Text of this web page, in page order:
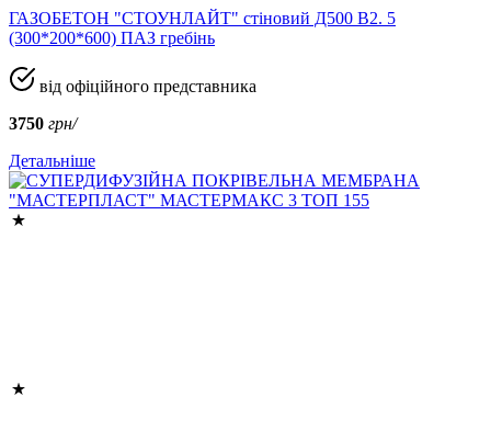
ГАЗОБЕТОН "СТОУНЛАЙТ" стіновий Д500 В2. 5
(300*200*600) ПАЗ гребінь
від офіційного представника
3750 грн/
Детальніше